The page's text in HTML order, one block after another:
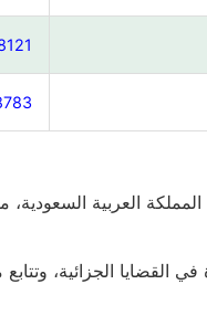
العربية
القضايا الجزائية،